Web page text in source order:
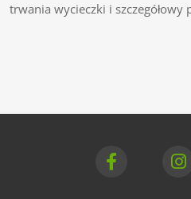
trwania wycieczki i